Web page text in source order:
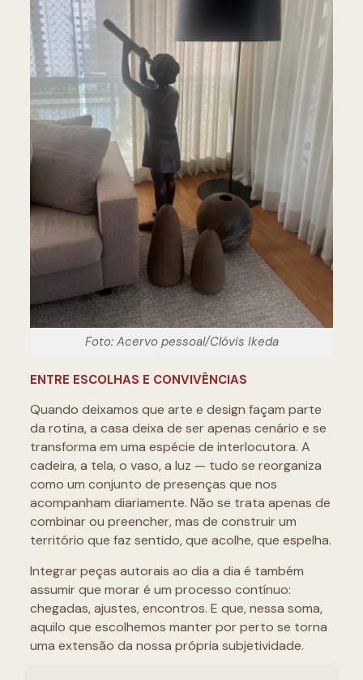
Foto: Acervo pessoal/Clóvis Ikeda
ENTRE ESCOLHAS E CONVIVÊNCIAS
Quando deixamos que arte e design façam parte
da rotina, a casa deixa de ser apenas cenário e se
transforma em uma espécie de interlocutora. A
cadeira, a tela, o vaso, a luz — tudo se reorganiza
como um conjunto de presenças que nos
acompanham diariamente. Não se trata apenas de
combinar ou preencher, mas de construir um
território que faz sentido, que acolhe, que espelha.
Integrar peças autorais ao dia a dia é também
assumir que morar é um processo contínuo:
chegadas, ajustes, encontros. E que, nessa soma,
aquilo que escolhemos manter por perto se torna
uma extensão da nossa própria subjetividade.